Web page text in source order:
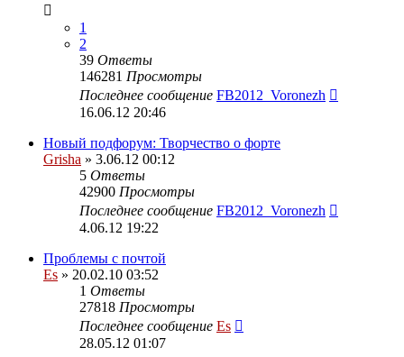
1
2
39 Ответы
146281 Просмотры
Последнее сообщение FB2012_Voronezh
16.06.12 20:46
Новый подфорум: Творчество о форте
Grisha » 3.06.12 00:12
5 Ответы
42900 Просмотры
Последнее сообщение FB2012_Voronezh
4.06.12 19:22
Проблемы с почтой
Es » 20.02.10 03:52
1 Ответы
27818 Просмотры
Последнее сообщение Es
28.05.12 01:07